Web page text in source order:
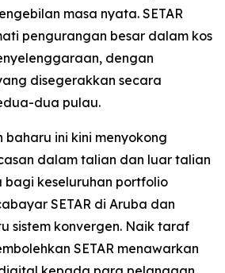
masa nyata. SETAR
pengurangan besar dalam kos
dengan
disegerakkan secara
dua pulau.
baharu ini kini menyokong
dalam talian dan luar talian
bagi keseluruhan portfolio
SETAR di Aruba dan
sistem konvergen. Naik taraf
SETAR menawarkan